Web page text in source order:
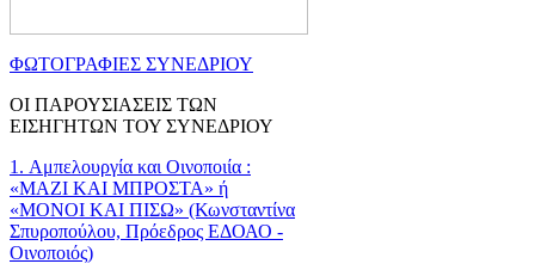
ΦΩΤΟΓΡΑΦΙΕΣ ΣΥΝΕΔΡΙΟΥ
ΟΙ ΠΑΡΟΥΣΙΑΣΕΙΣ ΤΩΝ
ΕΙΣΗΓΗΤΩΝ ΤΟΥ ΣΥΝΕΔΡΙΟΥ
1. Αμπελουργία και Οινοποιία :
«ΜΑΖΙ ΚΑΙ ΜΠΡΟΣΤΑ» ή
«ΜΟΝΟΙ ΚΑΙ ΠΙΣΩ» (Κωνσταντίνα
Σπυροπούλου, Πρόεδρος ΕΔΟΑΟ -
Οινοποιός)